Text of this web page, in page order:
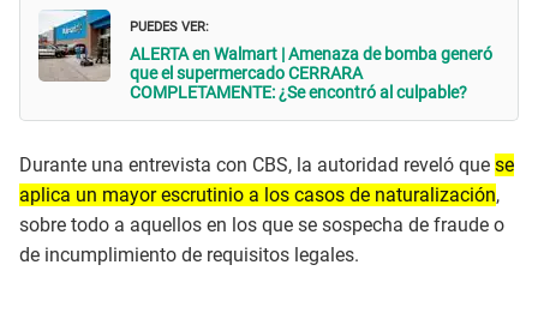
PUEDES VER:
ALERTA en Walmart | Amenaza de bomba generó
que el supermercado CERRARA
COMPLETAMENTE: ¿Se encontró al culpable?
Durante una entrevista con CBS, la autoridad reveló que se
aplica un mayor escrutinio a los casos de naturalización,
sobre todo a aquellos en los que se sospecha de fraude o
de incumplimiento de requisitos legales.